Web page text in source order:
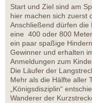
Start und Ziel sind am
hier machen sich zuerst
Anschließend dürfen die
eine 400 oder 800
ein paar spaßige
Gewinner und erhalten
Anmeldungen zum
Die Läufer der
Mehr als die Hälfte aller
„Königsdisziplin“
Wanderer der